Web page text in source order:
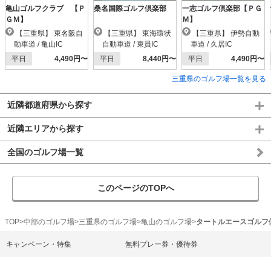
亀山ゴルフクラブ 【Ｐ
ＧＭ】
動車道 / 亀山IC
平日
4,490円〜
桑名国際ゴルフ倶楽部
自動車道 / 東員IC
平日
8,440円〜
一志ゴルフ倶楽部【ＰＧ
Ｍ】
車道 / 久居IC
平日
4,490円〜
三重県のゴルフ場一覧を見る
近隣都道府県から探す
近隣エリアから探す
全国のゴルフ場一覧
このページのTOPへ
TOP 中部のゴルフ場 三重県のゴルフ場 亀山のゴルフ場 タートルエースゴルフ
キャンペーン・特集 無料プレー券・優待券